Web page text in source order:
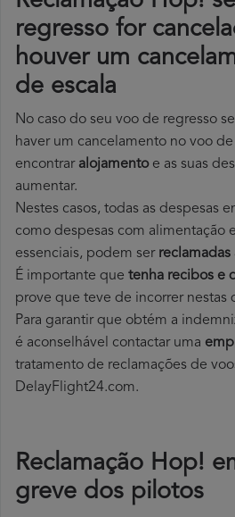
regresso for
houver um
de escala
No caso do seu voo de regresso
haver um cancelamento no voo
encontrar alojamentoe as suas
aumentar.
Nestes casos, todas as despesas
como despesas com alimentação
essenciais, podem ser reclamadas
É importante que tenha recibos e
prove que teve de incorrer nestas
Para garantir que obtém a
é aconselhável contactar uma
tratamento de reclamações de
DelayFlight24.com.
Reclamação Hop!
greve dos pilotos